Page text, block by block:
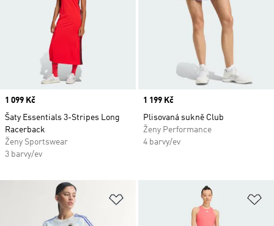
Price
1 099 Kč
Šaty Essentials 3-Stripes Long
Racerback
Ženy Sportswear
3 barvy/ev
Price
1 199 Kč
Plisovaná sukně Club
Ženy Performance
4 barvy/ev
Přidat do seznamu přání